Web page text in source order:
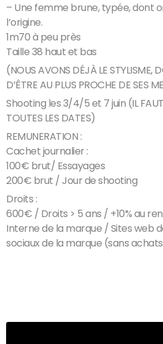
– Une femme brune, typée, dont
l’origine.
1m70 à peu près
Taille 38 haut et bas
(NOUS AVONS DÉJÀ LE STYLISME,
D’ÊTRE AU PLUS PROCHE DE SES
Shooting les 3/4/5 et 7 juin (IL FAUT
TOUTES LES DATES)
REMUNERATION :
Cachet journalier :
100€ brut/ Essayages
200€ brut / Jour de shooting
Droits :
600€ / Droits > 5 ans / +10% au
Interne de la marque / Sites web
sociaux de la marque (sans